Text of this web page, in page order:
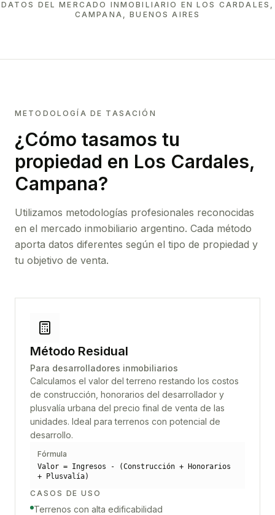
DATOS DEL MERCADO INMOBILIARIO ENLOS CARDALES,
CAMPANA, BUENOS AIRES
METODOLOGÍA DE TASACIÓN
¿Cómo tasamos tu
propiedad en Los Cardales,
Campana?
Utilizamos metodologías profesionales reconocidas
en el mercado inmobiliario argentino. Cada método
aporta datos diferentes según el tipo de propiedad y
tu objetivo de venta.
Método Residual
Para desarrolladores inmobiliarios
Calculamos el valor del terreno restando los costos
de construcción, honorarios del desarrollador y
plusvalía urbana del precio final de venta de las
unidades. Ideal para terrenos con potencial de
desarrollo.
Fórmula
Valor = Ingresos - (Construcción + Honorarios
+ Plusvalía)
CASOS DE USO
Terrenos con alta edificabilidad